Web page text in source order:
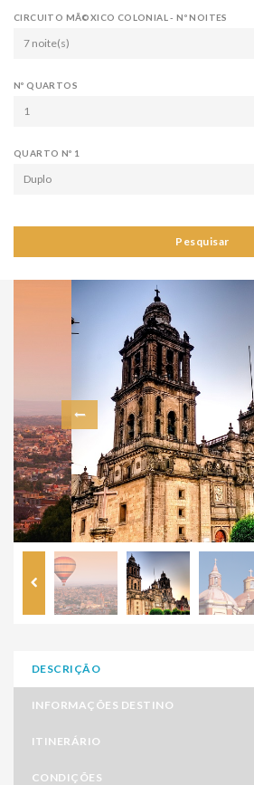
CIRCUITO MÃ©XICO COLONIAL - Nº NOITES
7 noite(s)
Nº QUARTOS
1
QUARTO Nº 1
Duplo
Pesquisar
DESCRIÇÃO
INFORMAÇÕES DESTINO
ITINERÁRIO
CONDIÇÕES